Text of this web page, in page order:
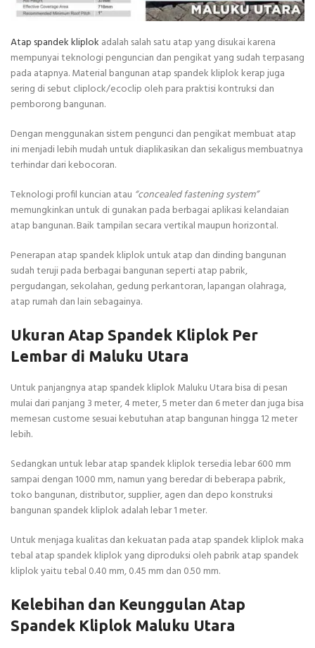
Atap spandek kliplok adalah salah satu atap yang disukai karena
mempunyai teknologi penguncian dan pengikat yang sudah terpasang
pada atapnya. Material bangunan atap spandek kliplok kerap juga
sering di sebut cliplock/ecoclip oleh para praktisi kontruksi dan
pemborong bangunan.
Dengan menggunakan sistem pengunci dan pengikat membuat atap
ini menjadi lebih mudah untuk diaplikasikan dan sekaligus membuatnya
terhindar dari kebocoran.
Teknologi profil kuncian atau “concealed fastening system”
memungkinkan untuk di gunakan pada berbagai aplikasi kelandaian
atap bangunan. Baik tampilan secara vertikal maupun horizontal.
Penerapan atap spandek kliplok untuk atap dan dinding bangunan
sudah teruji pada berbagai bangunan seperti atap pabrik,
pergudangan, sekolahan, gedung perkantoran, lapangan olahraga,
atap rumah dan lain sebagainya.
Ukuran Atap Spandek Kliplok Per
Lembar di Maluku Utara
Untuk panjangnya atap spandek kliplok Maluku Utara bisa di pesan
mulai dari panjang 3 meter, 4 meter, 5 meter dan 6 meter dan juga bisa
memesan custome sesuai kebutuhan atap bangunan hingga 12 meter
lebih.
Sedangkan untuk lebar atap spandek kliplok tersedia lebar 600 mm
sampai dengan 1000 mm, namun yang beredar di beberapa pabrik,
toko bangunan, distributor, supplier, agen dan depo konstruksi
bangunan spandek kliplok adalah lebar 1 meter.
Untuk menjaga kualitas dan kekuatan pada atap spandek kliplok maka
tebal atap spandek kliplok yang diproduksi oleh pabrik atap spandek
kliplok yaitu tebal 0.40 mm, 0.45 mm dan 0.50 mm.
Kelebihan dan Keunggulan Atap
Spandek Kliplok Maluku Utara